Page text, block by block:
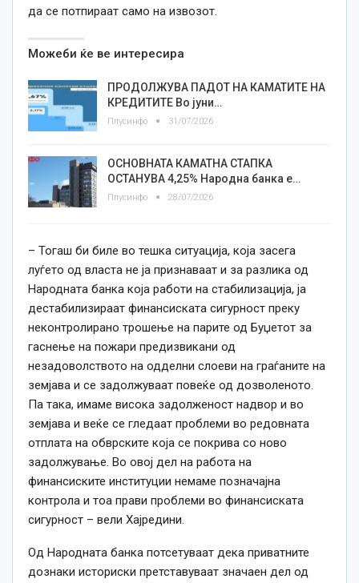
да се потпираат само на извозот.
Можеби ќе ве интересира
ПРОДОЛЖУВА ПАДОТ НА КАМАТИТЕ НА
КРЕДИТИТЕ Во јуни…
Плусинфо 31/07/2026
ОСНОВНАТА КАМАТНА СТАПКА
ОСТАНУВА 4,25% Народна банка e…
Плусинфо 28/07/2026
– Тогаш би биле во тешка ситуација, која засега
луѓето од власта не ја признаваат и за разлика од
Народната банка која работи на стабилизација, ја
дестабилизираат финансиската сигурност преку
неконтролирано трошење на парите од Буџетот за
гаснење на пожари предизвикани од
незадоволството на одделни слоеви на граѓаните на
земјава и се задолжуваат повеќе од дозволеното.
Па така, имаме висока задолженост надвор и во
земјава и веќе се гледаат проблеми во редовната
отплата на обврските која се покрива со ново
задолжување. Во овој дел на работа на
финансиските институции немаме позначајна
контрола и тоа прави проблеми во финансиската
сигурност – вели Хајредини.
Од Народната банка потсетуваат дека приватните
дознаки историски претставуваат значаен дел од